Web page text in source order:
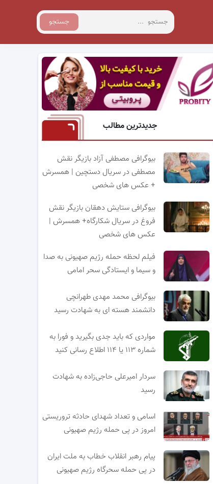
جستجو
جدیدترین مطالب
بیوگرافی مصطفی آزاد بازیگر نقش
مصطفی در سریال دستچین | همسرش
+ عکس های شخصی
بیوگرافی ستایش دهقان بازیگر نقش
فروغ در سریال شکارگاه+ همسرش |
عکس های شخصی
فیلم لحظه حمله رژیم صهیونی به صدا
و سیما و ایستادگی سحر امامی
بیوگرافی محمد مهدی طهرانچی
دانشمند هسته ای به شهادت رسید
مواردی که باید جدی بگیرید و فورا به
شماره ۱۱۳ یا ۱۱۴ اطلاع رسانی کنید
سردار امیرعلی حاجی‌زاده به شهادت
رسید
اسامی و تعداد شهدای حادثه تروریستی
امروز در پی حمله رژیم صهیونی
پیام رهبر انقلاب خطاب به ملت ایران
در پی حمله سحرگاه رژیم صهیونی